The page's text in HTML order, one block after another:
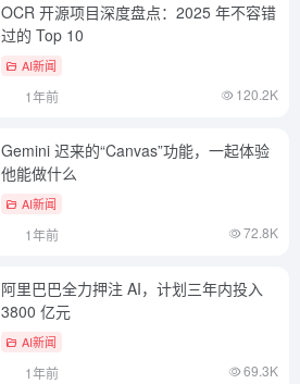
OCR 开源项目深度盘点：2025 年不容错
过的 Top 10
AI新闻
1年前 120.2K
Gemini 迟来的“Canvas”功能，一起体验
他能做什么
AI新闻
1年前 72.8K
阿里巴巴全力押注 AI，计划三年内投入
3800 亿元
AI新闻
1年前 69.3K